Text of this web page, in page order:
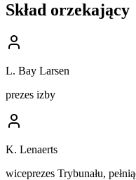
Skład orzekający
L. Bay Larsen
prezes izby
K. Lenaerts
wiceprezes Trybunału,